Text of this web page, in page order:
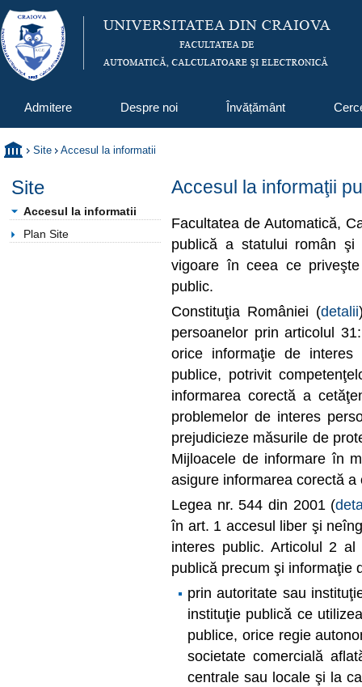
Admitere Despre noi Învățământ
Site Accesul la informatii
Site
Accesul la informatii
Plan Site
Accesul la informaţii
Facultatea de Automatică,
publică a statului român
vigoare în ceea ce
public.
Constituţia României (detalii
persoanelor prin articolul
orice informaţie de
publice, potrivit
informarea corectă a
problemelor de interes
prejudicieze măsurile de
Mijloacele de informare în
asigure informarea corectă a
Legea nr. 544 din 2001 (
în art. 1 accesul liber şi
interes public. Articolul 2
publică precum şi informaţie
prin autoritate sau
instituţie publică ce
publice, orice regie
societate comercială
centrale sau locale şi la